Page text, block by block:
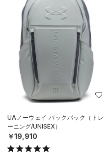
UAノーウェイ バックパック（トレ
ーニング/UNISEX）
￥19,910